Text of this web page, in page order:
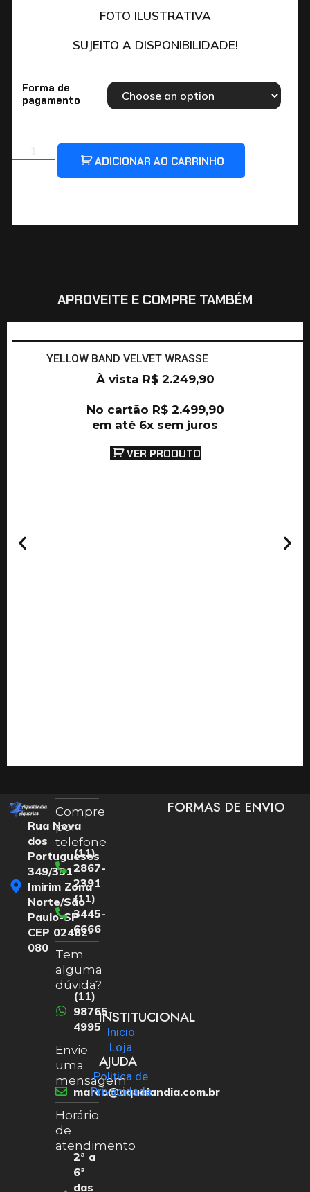
FOTO ILUSTRATIVA
SUJEITO A DISPONIBILIDADE!
Forma de
pagamento
ADICIONAR AO CARRINHO
APROVEITE E COMPRE TAMBÉM
YELLOW BAND VELVET WRASSE
À vista R$2.249,90
No cartão R$2.499,90
em até 6x sem juros
VER PRODUTO
Rua Nova
dos
Portugueses
349/351
Imirim Zona
Norte/São
Paulo-SP
CEP 02462-
080
Compre
por
telefone
(11)
2867-
2391
(11)
3445-
6666
Tem
alguma
dúvida?
(11)
98765-
4995
Envie
uma
mensagem
marco@aqualandia.com.br
Horário
de
atendimento
2ª a
6ª
das
INSTITUCIONAL
Inicio
Loja
AJUDA
Politica de
Privacidade
FORMAS DE ENVIO